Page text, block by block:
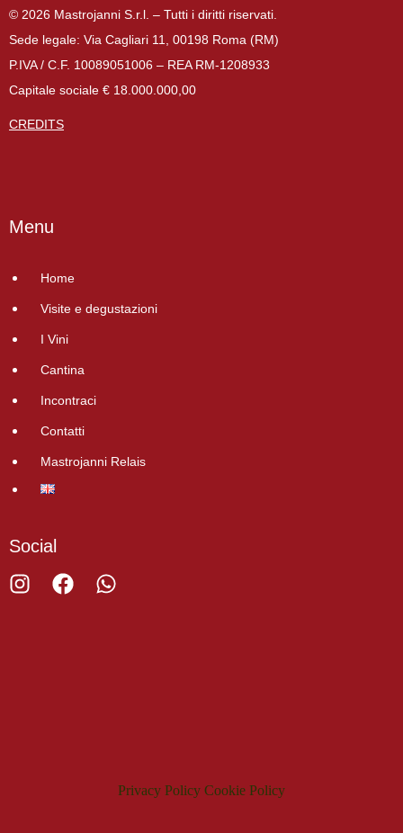
© 2026 Mastrojanni S.r.l. – Tutti i diritti riservati.
Sede legale: Via Cagliari 11, 00198 Roma (RM)
P.IVA / C.F. 10089051006 – REA RM-1208933
Capitale sociale € 18.000.000,00
CREDITS
Menu
Home
Visite e degustazioni
I Vini
Cantina
Incontraci
Contatti
Mastrojanni Relais
Social
Privacy Policy Cookie Policy